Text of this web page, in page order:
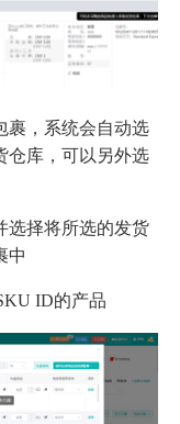
裹，系统会自动选
仓库，可以另外选
选择将所选的发货
中
ID的产品